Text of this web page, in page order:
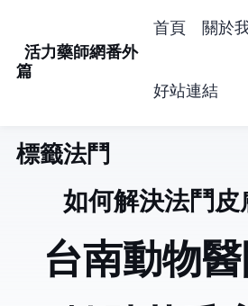
活力藥師網番外
篇
首頁 關於
好站連結
標籤: 法鬥 (3)
如何解決法鬥皮
台南動物